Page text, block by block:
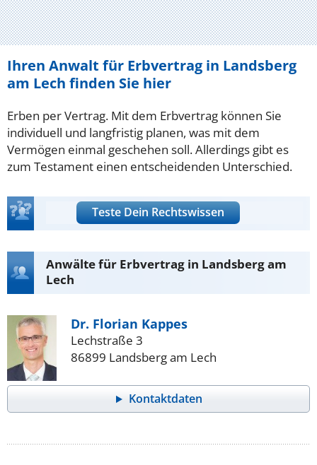
Ihren Anwalt für Erbvertrag in Landsberg
am Lech finden Sie hier
Erben per Vertrag. Mit dem Erbvertrag können Sie
individuell und langfristig planen, was mit dem
Vermögen einmal geschehen soll. Allerdings gibt es
zum Testament einen entscheidenden Unterschied.
Teste Dein Rechtswissen
Anwälte für Erbvertrag in Landsberg am
Lech
Dr. Florian Kappes
Lechstraße 3
86899 Landsberg am Lech
Kontaktdaten